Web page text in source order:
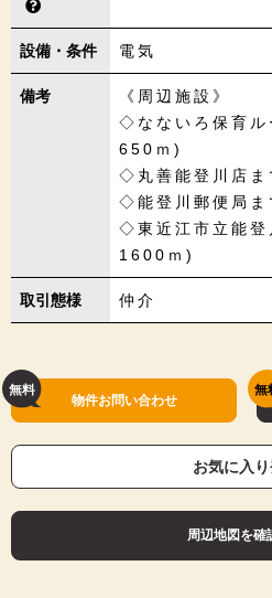
設備・条件 電気
備考
《周辺施設》
◇なないろ保育ル
650ｍ)
◇丸善能登川店
◇能登川郵便局
◇東近江市立能登
1600ｍ)
取引態様 仲介
物件お問い合わせ
お気に入
周辺地図を確